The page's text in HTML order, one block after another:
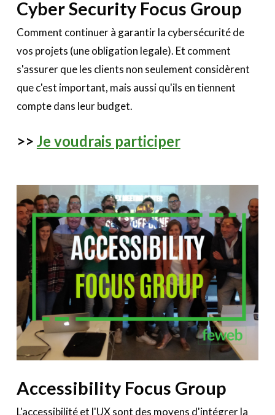
Cyber Security Focus Group
Comment continuer à garantir la cybersécurité de
vos projets (une obligation legale). Et comment
s'assurer que les clients non seulement considèrent
que c'est important, mais aussi qu'ils en tiennent
compte dans leur budget.
>> Je voudrais participer
Accessibility Focus Group
L'accessibilité et l'UX sont des moyens d'intégrer la